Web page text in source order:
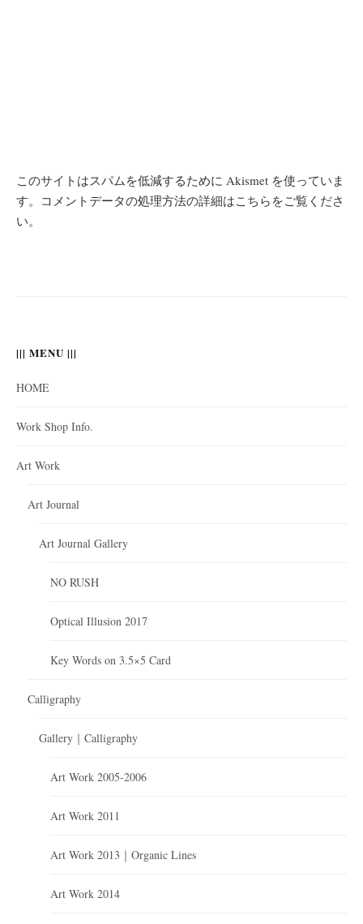
このサイトはスパムを低減するために Akismet を使っていま
す。 コメントデータの処理方法の詳細はこちらをご覧くださ
い。
||| MENU |||
HOME
Work Shop Info.
Art Work
Art Journal
Art Journal Gallery
NO RUSH
Optical Illusion 2017
Key Words on 3.5×5 Card
Calligraphy
Gallery｜Calligraphy
Art Work 2005-2006
Art Work 2011
Art Work 2013｜Organic Lines
Art Work 2014